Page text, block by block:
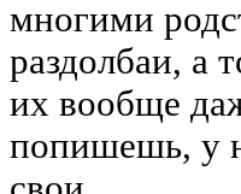
многими
раздолбаи, а
их вообще
попишешь, у